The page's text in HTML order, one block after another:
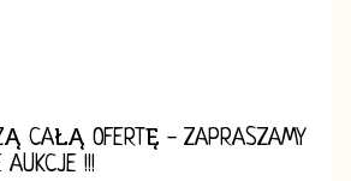
CAŁĄ OFERTĘ - ZAPRASZAMY
!!!